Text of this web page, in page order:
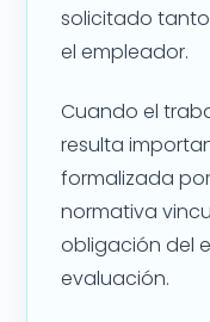
solicitado
el empleador.
Cuando el
resulta
formalizada
normativa
obligación del
evaluación.